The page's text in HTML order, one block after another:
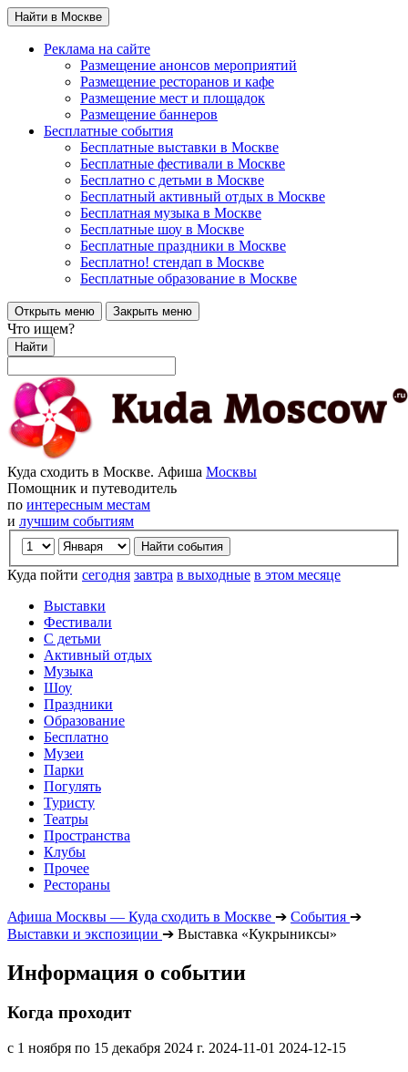
Найти в Москве
Реклама на сайте
Размещение анонсов мероприятий
Размещение ресторанов и кафе
Размещение мест и площадок
Размещение баннеров
Бесплатные события
Бесплатные выставки в Москве
Бесплатные фестивали в Москве
Бесплатно с детьми в Москве
Бесплатный активный отдых в Москве
Бесплатная музыка в Москве
Бесплатные шоу в Москве
Бесплатные праздники в Москве
Бесплатно! стендап в Москве
Бесплатные образование в Москве
Открыть меню Закрыть меню
Что ищем?
Найти
Куда сходить в Москве. Афиша Москвы
Помощник и путеводитель
по интересным местам
и лучшим событиям
Куда пойти сегодня завтра в выходные в этом месяце
Выставки
Фестивали
С детьми
Активный отдых
Музыка
Шоу
Праздники
Образование
Бесплатно
Музеи
Парки
Погулять
Туристу
Театры
Пространства
Клубы
Прочее
Рестораны
Афиша Москвы — Куда сходить в Москве ➔ События ➔
Выставки и экспозиции ➔ Выставка «Кукрыниксы»
Информация о событии
Когда проходит
с 1 ноября по 15 декабря 2024 г. 2024-11-01 2024-12-15